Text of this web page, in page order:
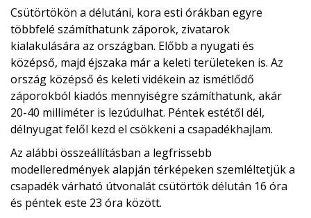
Csütörtökön a délutáni, kora esti órákban egyre
többfelé számíthatunk záporok, zivatarok
kialakulására az országban. Előbb a nyugati és
középső, majd éjszaka már a keleti területeken is. Az
ország középső és keleti vidékein az ismétlődő
záporokból kiadós mennyiségre számíthatunk, akár
20-40 milliméter is lezúdulhat. Péntek estétől dél,
délnyugat felől kezd el csökkeni a csapadékhajlam.
Az alábbi összeállításban a legfrissebb
modelleredmények alapján térképeken szemléltetjük a
csapadék várható útvonalát csütörtök délután 16 óra
és péntek este 23 óra között.